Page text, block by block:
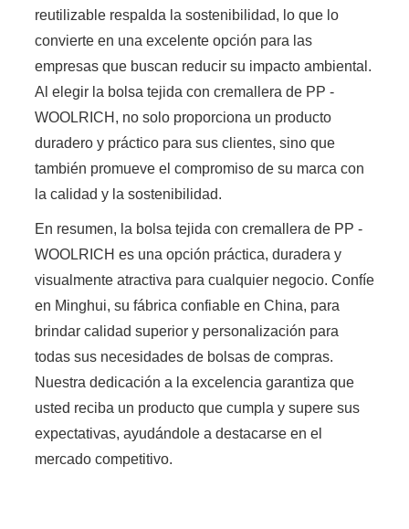
reutilizable respalda la sostenibilidad, lo que lo
convierte en una excelente opción para las
empresas que buscan reducir su impacto ambiental.
Al elegir la bolsa tejida con cremallera de PP -
WOOLRICH, no solo proporciona un producto
duradero y práctico para sus clientes, sino que
también promueve el compromiso de su marca con
la calidad y la sostenibilidad.
En resumen, la bolsa tejida con cremallera de PP -
WOOLRICH es una opción práctica, duradera y
visualmente atractiva para cualquier negocio. Confíe
en Minghui, su fábrica confiable en China, para
brindar calidad superior y personalización para
todas sus necesidades de bolsas de compras.
Nuestra dedicación a la excelencia garantiza que
usted reciba un producto que cumpla y supere sus
expectativas, ayudándole a destacarse en el
mercado competitivo.